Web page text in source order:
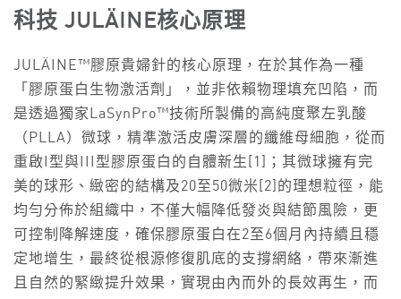
科技 JULÄINE核心原理
JULÄINE™膠原貴婦針的核心原理，在於其作為一種
「膠原蛋白生物激活劑」，並非依賴物理填充凹陷，而
是透過獨家LaSynPro™技術所製備的高純度聚左乳酸
（PLLA）微球，精準激活皮膚深層的纖維母細胞，從而
重啟I型與III型膠原蛋白的自體新生[1]；其微球擁有完
美的球形、緻密的結構及20至50微米[2]的理想粒徑，能
均勻分佈於組織中，不僅大幅降低發炎與結節風險，更
可控制降解速度，確保膠原蛋白在2至6個月內持續且穩
定地增生，最終從根源修復肌底的支撐網絡，帶來漸進
且自然的緊緻提升效果，實現由內而外的長效再生，而